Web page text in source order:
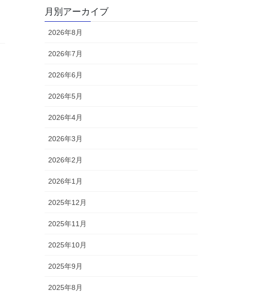
月別アーカイブ
2026年8月
2026年7月
2026年6月
2026年5月
2026年4月
2026年3月
2026年2月
2026年1月
2025年12月
2025年11月
2025年10月
2025年9月
2025年8月